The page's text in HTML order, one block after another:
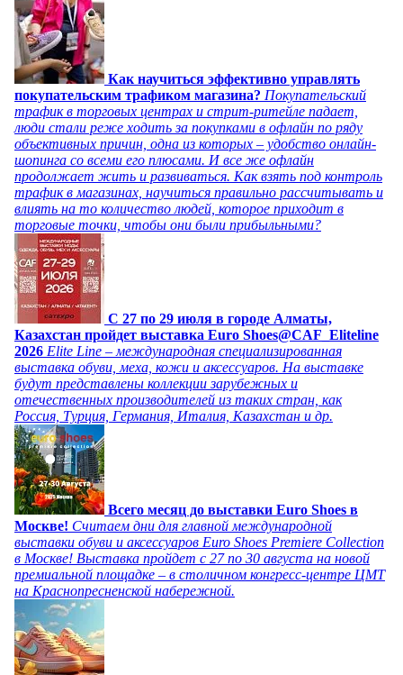
Как научиться эффективно управлять
покупательским трафиком магазина? Покупательский
трафик в торговых центрах и стрит-ритейле падает,
люди стали реже ходить за покупками в офлайн по ряду
объективных причин, одна из которых – удобство онлайн-
шопинга со всеми его плюсами. И все же офлайн
продолжает жить и развиваться. Как взять под контроль
трафик в магазинах, научиться правильно рассчитывать и
влиять на то количество людей, которое приходит в
торговые точки, чтобы они были прибыльными?
C 27 по 29 июля в городе Алматы,
Казахстан пройдет выставка Euro Shoes@CAF_Eliteline
2026 Elite Line – международная специализированная
выставка обуви, меха, кожи и аксессуаров. На выставке
будут представлены коллекции зарубежных и
отечественных производителей из таких стран, как
Россия, Турция, Германия, Италия, Казахстан и др.
Всего месяц до выставки Euro Shoes в
Москве! Считаем дни для главной международной
выставки обуви и аксессуаров Euro Shoes Premiere Collection
в Москве! Выставка пройдет с 27 по 30 августа на новой
премиальной площадке – в столичном конгресс-центре ЦМТ
на Краснопресненской набережной.